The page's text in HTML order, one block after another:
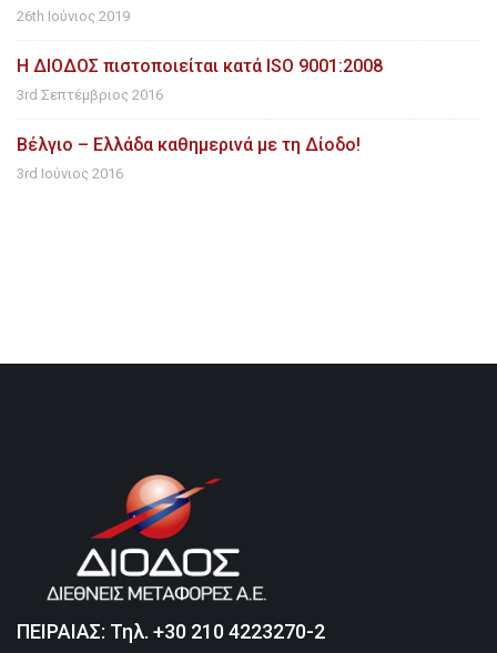
26th Ιούνιος 2019
H ΔΙΟΔΟΣ πιστοποιείται κατά ISO 9001:2008
3rd Σεπτέμβριος 2016
Βέλγιο – Ελλάδα καθημερινά με τη Δίοδο!
3rd Ιούνιος 2016
ΠΕΙΡΑΙΑΣ: Τηλ. +30 210 4223270-2